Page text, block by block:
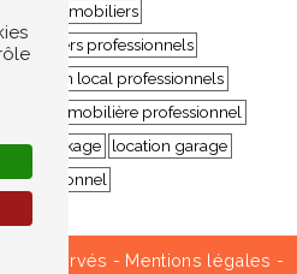
biens immobiliers
professionnels
location local professionnels
immobilière professionnel
de stockage
location garage
professionnel
réservés - Mentions légales -